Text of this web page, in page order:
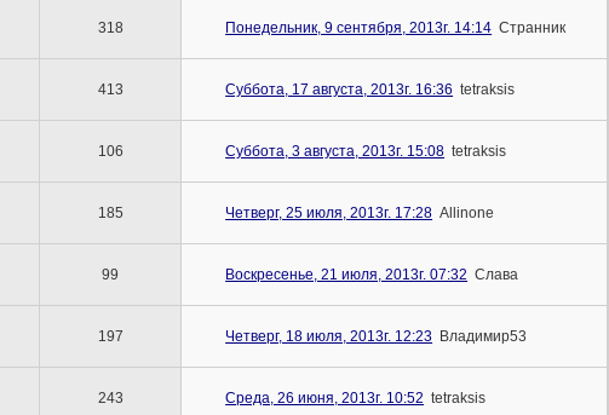
318 Понедельник, 9 сентября, 2013г. 14:14 Cтранник
413 Суббота, 17 августа, 2013г. 16:36 tetraksis
106 Суббота, 3 августа, 2013г. 15:08 tetraksis
185 Четверг, 25 июля, 2013г. 17:28 Allinone
99 Воскресенье, 21 июля, 2013г. 07:32 Слава
197 Четверг, 18 июля, 2013г. 12:23 Владимир53
243 Среда, 26 июня, 2013г. 10:52 tetraksis